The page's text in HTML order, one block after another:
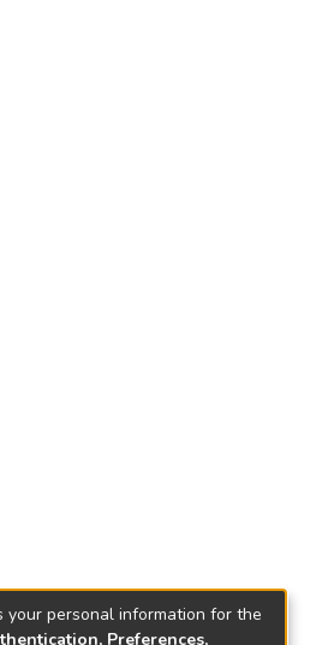
your personal information for the
Preferences,